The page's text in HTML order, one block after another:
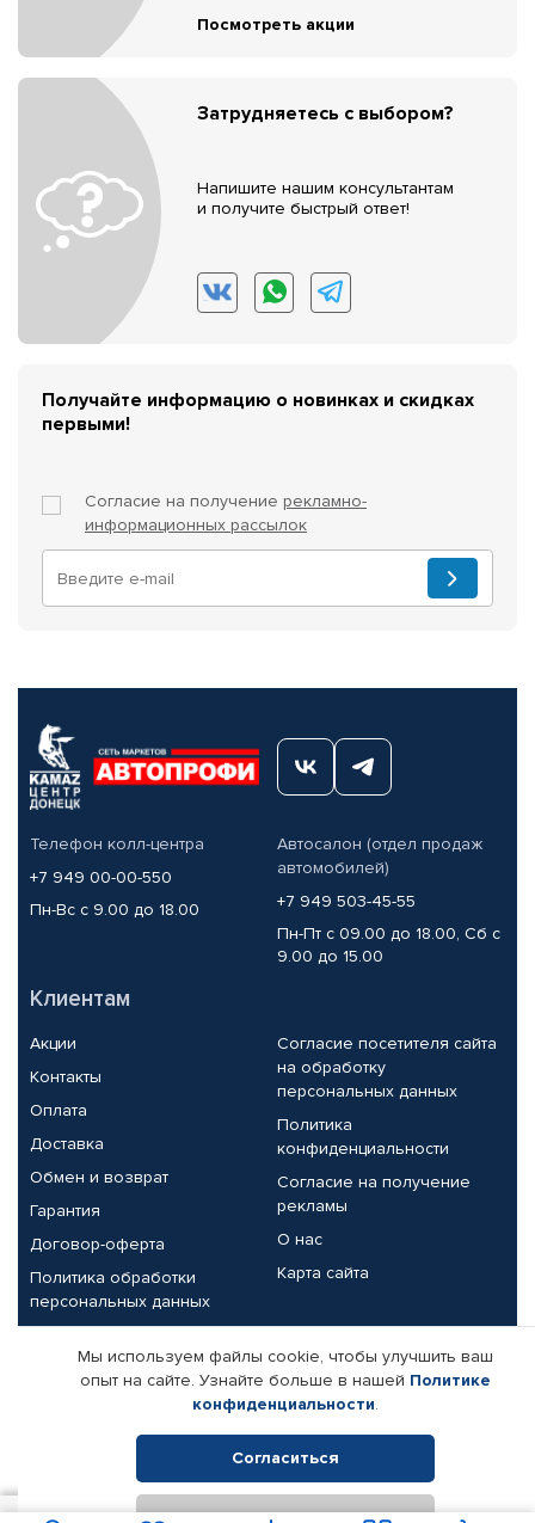
Посмотреть акции
Затрудняетесь с выбором?
Напишите нашим консультантам
и получите быстрый ответ!
Получайте информацию о новинках и скидках
первыми!
Согласие на получение рекламно-
информационных рассылок
Телефон колл-центра
+7 949 00-00-550
Пн-Вс с 9.00 до 18.00
Автосалон (отдел продаж
автомобилей)
+7 949 503-45-55
Пн-Пт с 09.00 до 18.00, Сб с
9.00 до 15.00
Клиентам
Акции
Контакты
Оплата
Доставка
Обмен и возврат
Гарантия
Договор-оферта
Политика обработки
персональных данных
Согласие посетителя сайта
на обработку
персональных данных
Политика
конфиденциальности
Согласие на получение
рекламы
О нас
Карта сайта
Партнерам
Корпоративным клиентам
Поставщикам
Реквизиты компании
Мы используем файлы cookie, чтобы улучшить ваш
опыт на сайте. Узнайте больше в нашей Политике
конфиденциальности.
Согласиться
Отклонить